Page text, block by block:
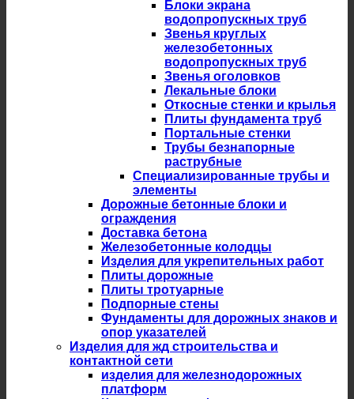
Блоки экрана
водопропускных труб
Звенья круглых
железобетонных
водопропускных труб
Звенья оголовков
Лекальные блоки
Откосные стенки и крылья
Плиты фундамента труб
Портальные стенки
Трубы безнапорные
раструбные
Специализированные трубы и
элементы
Дорожные бетонные блоки и
ограждения
Доставка бетона
Железобетонные колодцы
Изделия для укрепительных работ
Плиты дорожные
Плиты тротуарные
Подпорные стены
Фундаменты для дорожных знаков и
опор указателей
Изделия для жд строительства и
контактной сети
изделия для железнодорожных
платформ